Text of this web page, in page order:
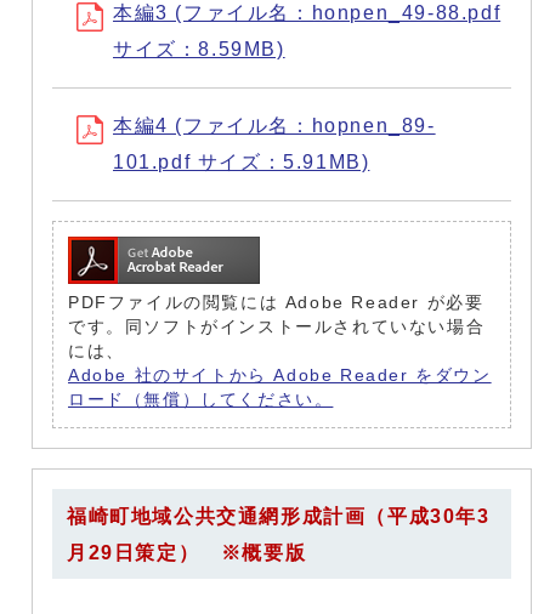
本編3 (ファイル名：honpen_49-88.pdf
サイズ：8.59MB)
本編4 (ファイル名：hopnen_89-
101.pdf サイズ：5.91MB)
PDFファイルの閲覧には Adobe Reader が必要
です。同ソフトがインストールされていない場合
には、
Adobe 社のサイトから Adobe Reader をダウン
ロード（無償）してください。
福崎町地域公共交通網形成計画（平成30年3
月29日策定） ※概要版